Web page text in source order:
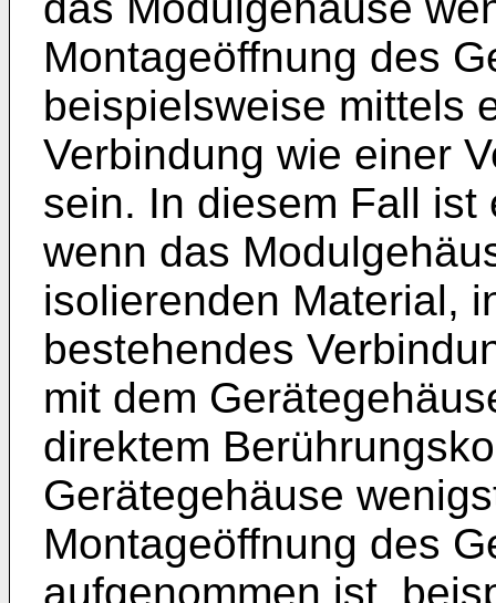
Montageöffnung des
beispielsweise mittels
Verbindung wie einer
sein. In diesem Fall
wenn das
isolierenden Material,
bestehendes
mit dem
direktem
Gerätegehäuse
Montageöffnung des
aufgenommen ist,